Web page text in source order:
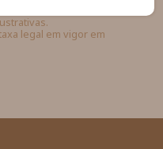
legal em vigor em